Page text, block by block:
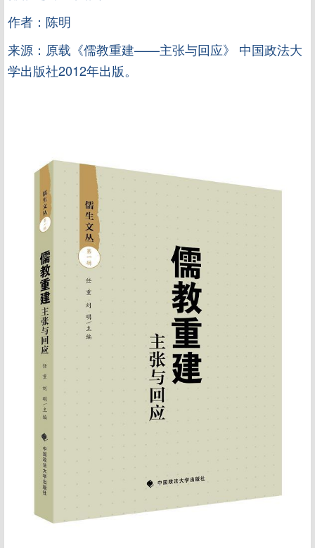
作者：陈明
来源：原载《儒教重建——主张与回应》 中国政法大
学出版社2012年出版。